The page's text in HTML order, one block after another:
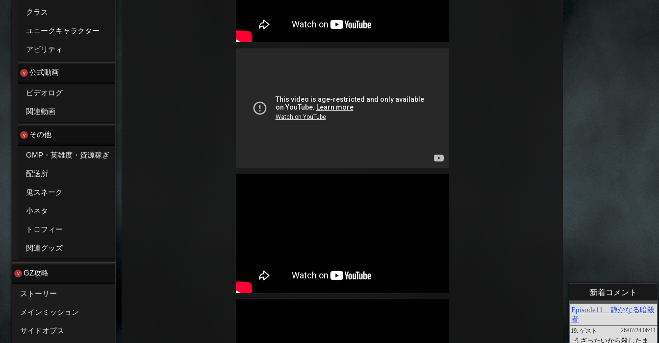
新着コメント
クラス
ユニークキャラクター
アビリティ
公式動画
ビデオログ
関連動画
その他
GMP・英雄度・資源稼ぎ
配送所
鬼スネーク
小ネタ
トロフィー
関連グッズ
GZ攻略
ストーリー
メインミッション
サイドオプス